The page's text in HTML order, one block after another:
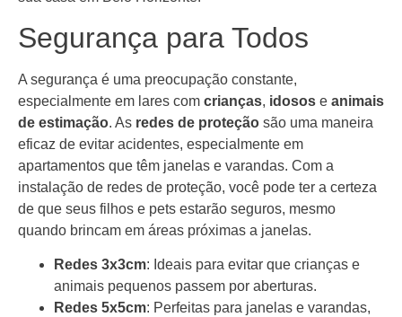
Segurança para Todos
A segurança é uma preocupação constante,
especialmente em lares com crianças, idosos e animais
de estimação. As redes de proteção são uma maneira
eficaz de evitar acidentes, especialmente em
apartamentos que têm janelas e varandas. Com a
instalação de redes de proteção, você pode ter a certeza
de que seus filhos e pets estarão seguros, mesmo
quando brincam em áreas próximas a janelas.
Redes 3x3cm: Ideais para evitar que crianças e
animais pequenos passem por aberturas.
Redes 5x5cm: Perfeitas para janelas e varandas,